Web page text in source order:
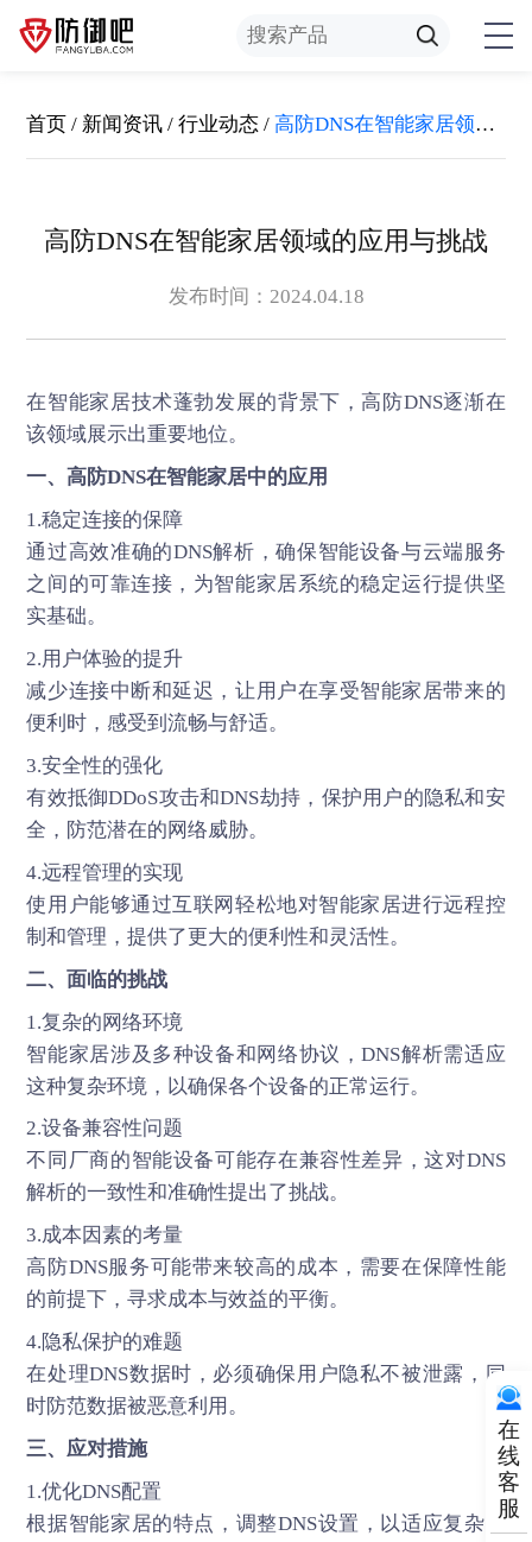
首页 / 新闻资讯 /行业动态 /高防DNS在智能家居领域的应用与挑战
高防DNS在智能家居领域的应用与挑战
发布时间：2024.04.18
在智能家居技术蓬勃发展的背景下，高防DNS逐渐在
该领域展示出重要地位。
一、高防DNS在智能家居中的应用
1.稳定连接的保障
通过高效准确的DNS解析，确保智能设备与云端服务
之间的可靠连接，为智能家居系统的稳定运行提供坚
实基础。
2.用户体验的提升
减少连接中断和延迟，让用户在享受智能家居带来的
便利时，感受到流畅与舒适。
3.安全性的强化
有效抵御DDoS攻击和DNS劫持，保护用户的隐私和安
全，防范潜在的网络威胁。
4.远程管理的实现
使用户能够通过互联网轻松地对智能家居进行远程控
制和管理，提供了更大的便利性和灵活性。
二、面临的挑战
1.复杂的网络环境
智能家居涉及多种设备和网络协议，DNS解析需适应
这种复杂环境，以确保各个设备的正常运行。
2.设备兼容性问题
不同厂商的智能设备可能存在兼容性差异，这对DNS
解析的一致性和准确性提出了挑战。
3.成本因素的考量
高防DNS服务可能带来较高的成本，需要在保障性能
的前提下，寻求成本与效益的平衡。
4.隐私保护的难题
在处理DNS数据时，必须确保用户隐私不被泄露，同
时防范数据被恶意利用。
三、应对措施
1.优化DNS配置
根据智能家居的特点，调整DNS设置，以适应复杂的
在
线
客
服